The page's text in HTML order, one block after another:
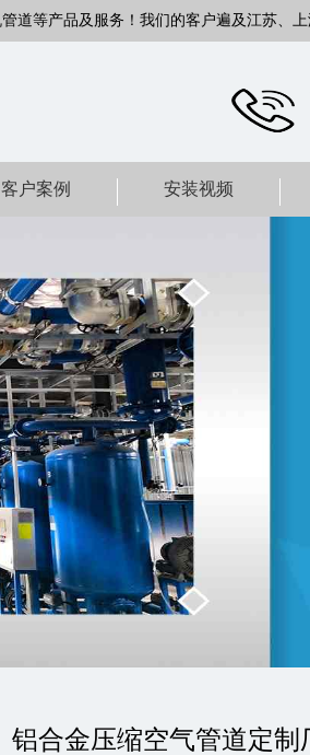
道等产品及服务！我们的客户遍及江苏、上
客户案例 安装视频
铝合金压缩空气管道定